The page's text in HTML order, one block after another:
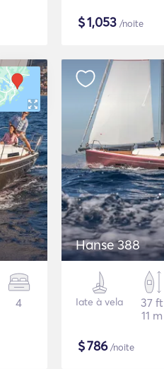
$1,053 /noite
4
Hanse 388
Iate à vela
37 ft
11 m
$786/noite